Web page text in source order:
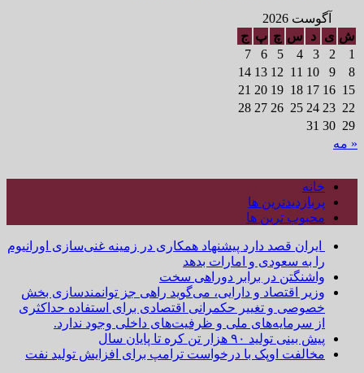
آگوست 2026
ش ی د س چ پ ج
1
2
3
4
5
6
7
8
9
10
11
12
13
14
15
16
17
18
19
20
21
22
23
24
25
26
27
28
29
30
31
« مه
خانه
پربازدیدترین ها
محبوب ترین ها
ایران قصد دارد پیشنهاد همکاری در زمینه غنی‌سازی اورانیوم
را به سعودی و امارات بدهد
واشنگتن در برابر دوراهی سخت
وزیر اقتصاد و دارایی، می‌گوید راهی جز توانمندسازی بخش
خصوصی و تغییر حکمرانی اقتصادی برای استفاده حداکثری
از سرمایه‌های ملی و ظرفیت‌های داخلی وجود ندارد.
پیش بینی تولید ۹۰ هزار تن کره تا پایان سال
مخالفت اوپک با درخواست ترامپ برای افزایش تولید نفت